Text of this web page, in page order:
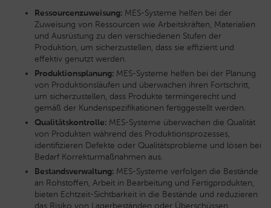
Ressourcenzuweisung: MES-Systeme helfen bei der
Zuweisung von Ressourcen wie Arbeitskräften, Materialien
und Ausrüstung zu den verschiedenen Stufen der
Produktion, um sicherzustellen, dass sie effizient und
effektiv genutzt werden.
Produktionsplanung: MES-Systeme helfen bei der Planung
von Produktionsläufen und überwachen ihren Fortschritt,
um sicherzustellen, dass Produkte termingerecht und
gemäß der Kundenspezifikationen fertiggestellt werden.
Qualitätskontrolle: MES-Systeme überwachen die Qualität
von Produkten während des Produktionsprozesses,
identifizieren Defekte oder Qualitätsprobleme und lösen bei
Bedarf Korrekturmaßnahmen aus.
Bestandsverwaltung: MES-Systeme verfolgen die Bestände
an Rohstoffen, Arbeit in Bearbeitung und Fertigprodukten,
bieten Echtzeit-Sichtbarkeit in die Bestände und reduzieren
das Risiko von Lagerbeständen oder Überschüssen.